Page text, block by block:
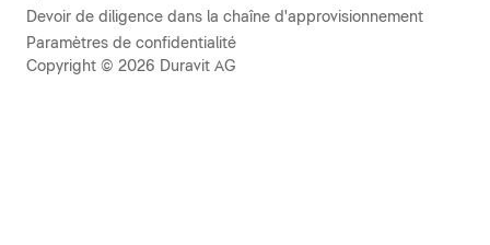
Devoir de diligence dans la chaîne d'approvisionnement
Paramètres de confidentialité
Copyright © 2026 Duravit AG